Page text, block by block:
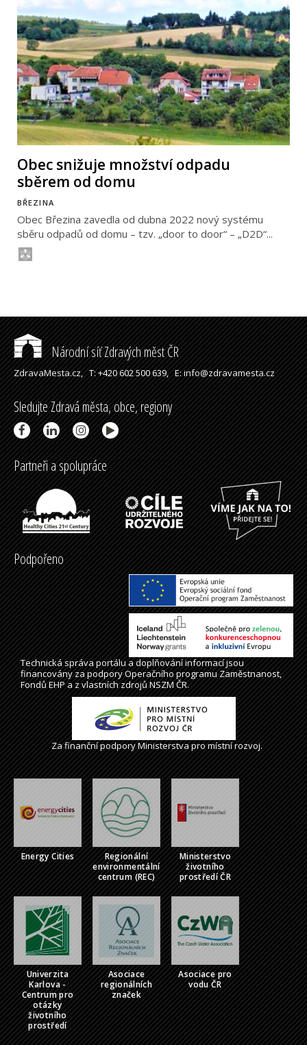
Obec snižuje množství odpadu
sběrem od domu
BŘEZINA
Obec Březina zavedla od dubna 2022 nový systému
sběru odpadů od domu – tzv. „door to door“ – „D2D“...
Národní síť Zdravých měst ČR
ZdravaMesta.cz,T: +420 602 500 639,E: info@zdravamesta.cz
Sledujte Zdravá města, obce, regiony
Partneři a spolupráce
Podpořeno
Technická správaportálua doplňování informací jsou
financovány za podpory Operačního programu Zaměstnanost,
Fondů EHP a z vlastních zdrojů NSZM ČR.
Za finanční podpory Ministerstva pro místní rozvoj.
Energy Cities
Regionální
environmentální
centrum (REC)
Ministerstvo
životního
prostředí ČR
Univerzita
Karlova -
Centrum pro
otázky
životního
prostředí
Asociace
regionálních
značek
Asociace pro
vodu ČR